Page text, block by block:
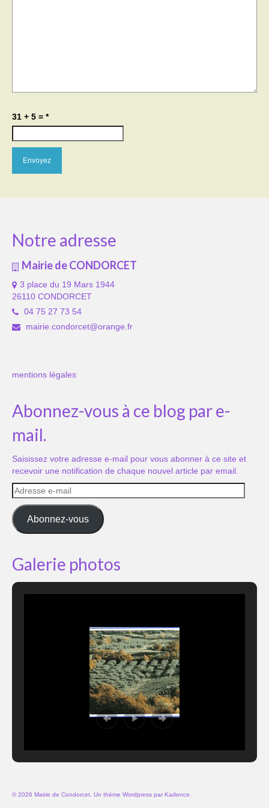
31 + 5 = *
Notre adresse
Mairie de CONDORCET
3 place du 19 Mars 1944
26110 CONDORCET
04 75 27 73 54
mairie.condorcet@orange.fr
mentions légales
Abonnez-vous à ce blog par e-
mail.
Saisissez votre adresse e-mail pour vous abonner à ce site et
recevoir une notification de chaque nouvel article par email.
Adresse
e-
mail
Abonnez-vous
Galerie photos
© 2026 Mairie de Condorcet. Un thème Wordpress par Kadence